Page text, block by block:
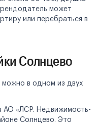
может
или перебраться в
Солнцево
можно в одном из двух
АО «ЛСР. Недвижимость-
Солнцево. Это